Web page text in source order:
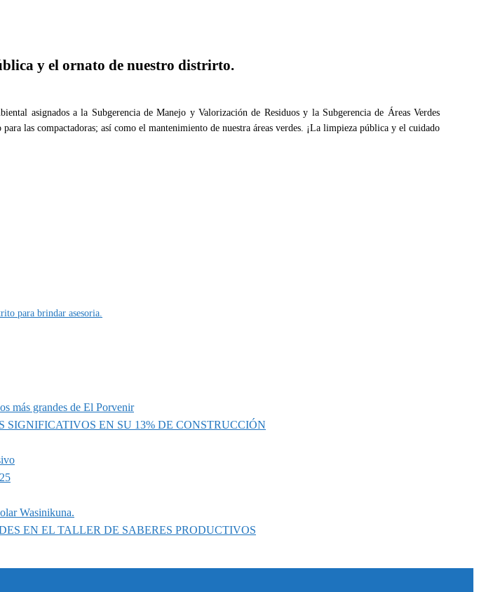
y el ornato de nuestro distrirto.
asignados a la Subgerencia de Manejo y Valorización de Residuos y la Subgerencia de Áreas Verdes
las compactadoras; así como el mantenimiento de nuestra áreas verdes. ¡La limpieza pública y el cuidado
para brindar asesoria.
más grandes de El Porvenir
SIGNIFICATIVOS EN SU 13% DE CONSTRUCCIÓN
Wasinikuna.
EN EL TALLER DE SABERES PRODUCTIVOS